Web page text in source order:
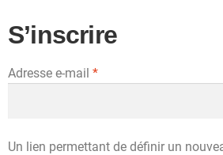
a
i
S’inscrire
Adresse e-mail *
Un lien permettant de définir un